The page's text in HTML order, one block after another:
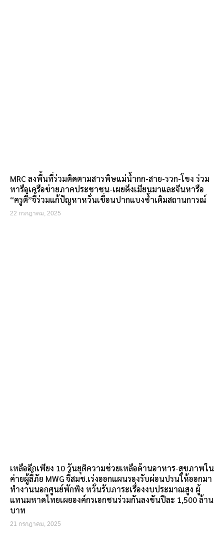
MRC ลงพื้นที่ร่วมติดตามสารพิษแม่น้ำกก-สาย-รวก-โขง ร่วม
หารือเครือข่ายภาคประชาชน-เผยดึงเมียนมาและจีนหารือ
“ครูตี๋”จี้ร่วมแก้ปัญหาหวั่นเขื่อนปากแบงซ้ำเติมสถานการณ์
22 กรกฎาคม, 2025
เหลืออีกเพียง 10 วันยุติความช่วยเหลือด้านอาหาร-สุขภาพใน
ค่ายผู้ลี้ภัย MWG จี้สมช.เร่งออกแผนรองรับผ่อนปรนให้ออกมา
ทำงานนอกศูนย์พักพิง หวั่นรับภาระเรื่องงบประมาณสูง ผู้
แทนมหาดไทยเผยองค์กรเอกชนร่วมกันลงขันปีละ 1,500 ล้าน
บาท
21 กรกฎาคม, 2025